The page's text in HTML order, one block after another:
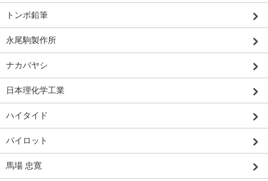
トンボ鉛筆
永尾駒製作所
ナカバヤシ
日本理化学工業
ハイタイド
パイロット
馬場 忠寛